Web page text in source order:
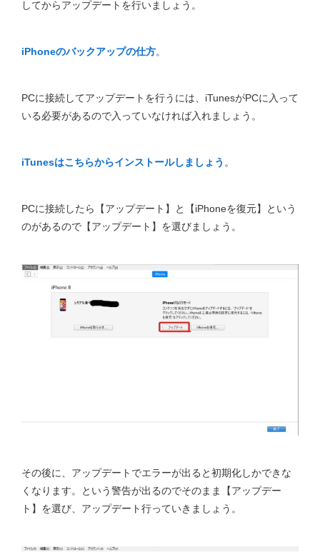
してからアップデートを行いましょう。
iPhoneのバックアップの仕方。
PCに接続してアップデートを行うには、iTunesがPCに入って
いる必要があるので入っていなければ入れましょう。
iTunesはこちらからインストールしましょう 。
PCに接続したら【アップデート】と【iPhoneを復元】という
のがあるので【アップデート】を選びましょう。
その後に、アップデートでエラーが出ると初期化しかできな
くなります。という警告が出るのでそのまま【アップデー
ト】を選び、アップデート行っていきましょう。